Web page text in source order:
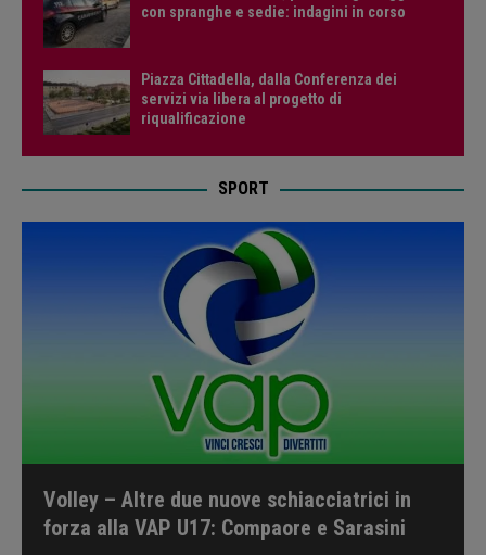
con spranghe e sedie: indagini in corso
Piazza Cittadella, dalla Conferenza dei
servizi via libera al progetto di
riqualificazione
SPORT
Volley – Altre due nuove schiacciatrici in
forza alla VAP U17: Compaore e Sarasini